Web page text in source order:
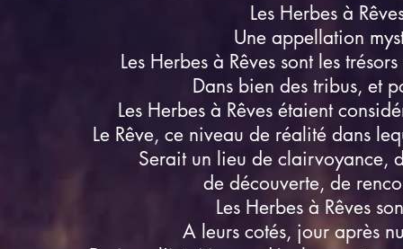
Les Herbes à
Une appellation
Les Herbes à Rêves sont les
Dans bien des tribus, et
Les Herbes à Rêves étaient
Le Rêve, ce niveau de réalité dans
Serait un lieu de clairvoyance,
de découverte, de
Les Herbes à Rêves
A leurs cotés, jour après